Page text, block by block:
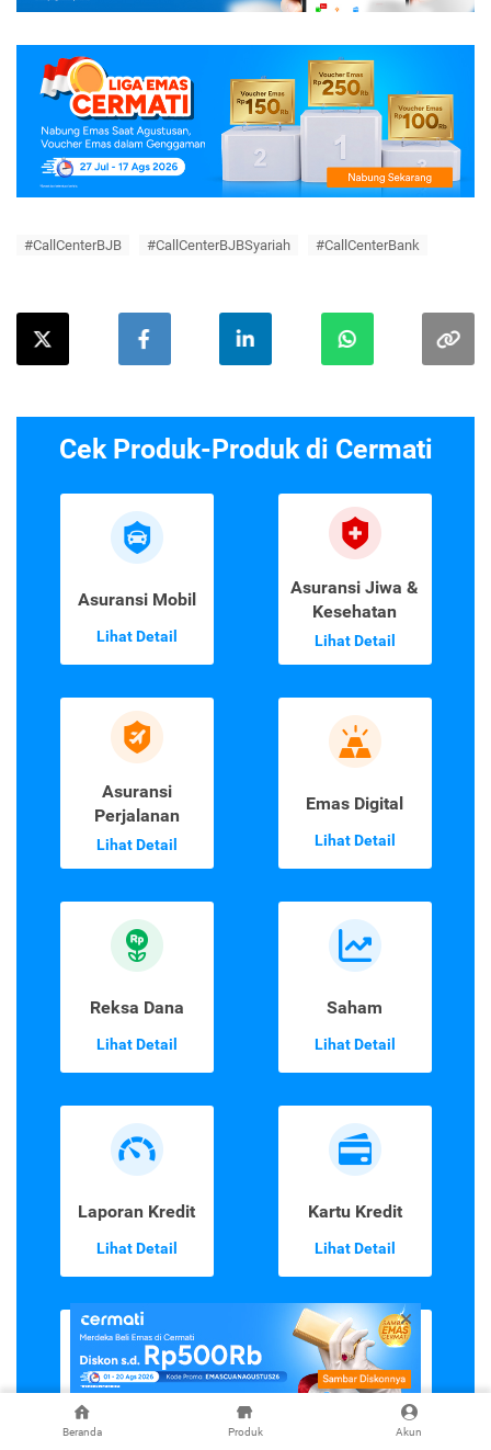
Beranda Produk Akun
#CallCenterBJB #CallCenterBJBSyariah #CallCenterBank
Cek Produk-Produk di Cermati
Asuransi Mobil
Lihat Detail
Asuransi Jiwa &
Kesehatan
Lihat Detail
Asuransi
Perjalanan
Lihat Detail
Emas Digital
Lihat Detail
Reksa Dana
Lihat Detail
Saham
Lihat Detail
Laporan Kredit
Lihat Detail
Kartu Kredit
Lihat Detail
Kredit Tanpa